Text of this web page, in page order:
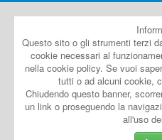
Questo sito o gli strumenti terzi
cookie necessari al
nella cookie policy. Se vuoi
tutti o ad alcuni cookie,
Chiudendo questo banner,
un link o proseguendo la
all'uso